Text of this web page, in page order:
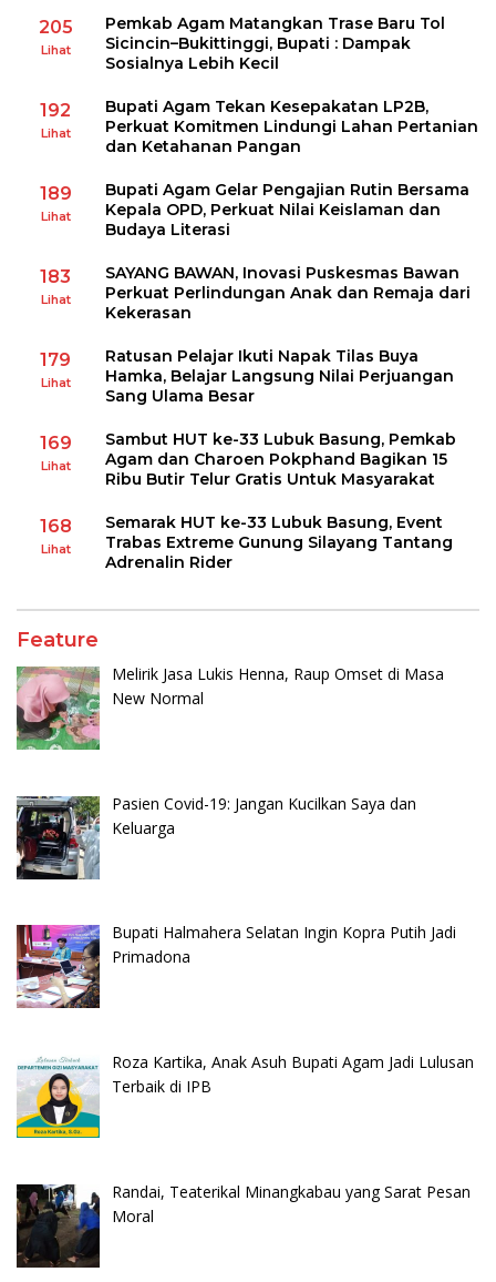
205
Lihat
Pemkab Agam Matangkan Trase Baru Tol
Sicincin–Bukittinggi, Bupati : Dampak
Sosialnya Lebih Kecil
192
Lihat
Bupati Agam Tekan Kesepakatan LP2B,
Perkuat Komitmen Lindungi Lahan Pertanian
dan Ketahanan Pangan
189
Lihat
Bupati Agam Gelar Pengajian Rutin Bersama
Kepala OPD, Perkuat Nilai Keislaman dan
Budaya Literasi
183
Lihat
SAYANG BAWAN, Inovasi Puskesmas Bawan
Perkuat Perlindungan Anak dan Remaja dari
Kekerasan
179
Lihat
Ratusan Pelajar Ikuti Napak Tilas Buya
Hamka, Belajar Langsung Nilai Perjuangan
Sang Ulama Besar
169
Lihat
Sambut HUT ke-33 Lubuk Basung, Pemkab
Agam dan Charoen Pokphand Bagikan 15
Ribu Butir Telur Gratis Untuk Masyarakat
168
Lihat
Semarak HUT ke-33 Lubuk Basung, Event
Trabas Extreme Gunung Silayang Tantang
Adrenalin Rider
Feature
Melirik Jasa Lukis Henna, Raup Omset di Masa
New Normal
Pasien Covid-19: Jangan Kucilkan Saya dan
Keluarga
Bupati Halmahera Selatan Ingin Kopra Putih Jadi
Primadona
Roza Kartika, Anak Asuh Bupati Agam Jadi Lulusan
Terbaik di IPB
Randai, Teaterikal Minangkabau yang Sarat Pesan
Moral